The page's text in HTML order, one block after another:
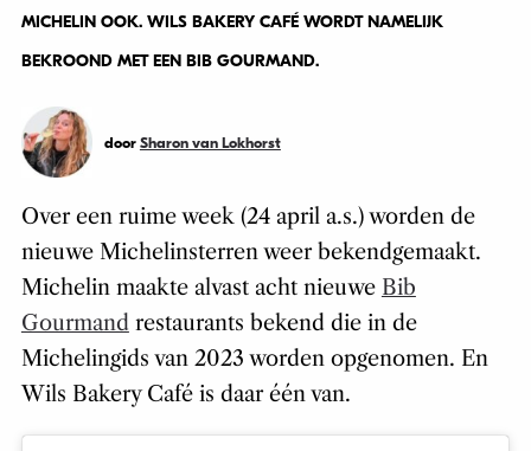
MICHELIN OOK. WILS BAKERY CAFÉ WORDT NAMELIJK
BEKROOND MET EEN BIB GOURMAND.
door Sharon van Lokhorst
Over een ruime week (24 april a.s.) worden de
nieuwe Michelinsterren weer bekendgemaakt.
Michelin maakte alvast acht nieuwe Bib
Gourmand restaurants bekend die in de
Michelingids van 2023 worden opgenomen. En
Wils Bakery Café is daar één van.